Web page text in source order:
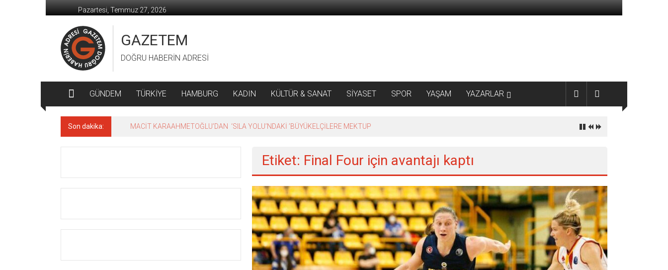
geç
Pazartesi, Temmuz 27, 2026
GAZETEM
DOĞRU HABERİN ADRESİ
GÜNDEM TÜRKİYE HAMBURG KADIN KÜLTÜR & SANAT SİYASET SPOR YAŞAM YAZARLAR
Son dakika: MACİT KARAAHMETOĞLU’DAN ‘SILA YOLU’NDAKİ ’BÜYÜKELÇİLERE MEKTUP
Etiket: Final Four için avantajı kaptı